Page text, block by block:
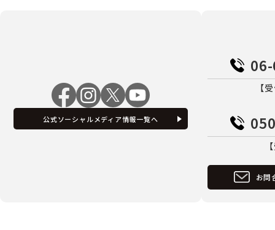
公式ソーシャルメディア情報一覧へ
【
お問